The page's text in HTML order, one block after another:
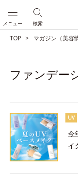
検索
メニュー
TOP マガジン（美容
ファンデー
UV
今
イ